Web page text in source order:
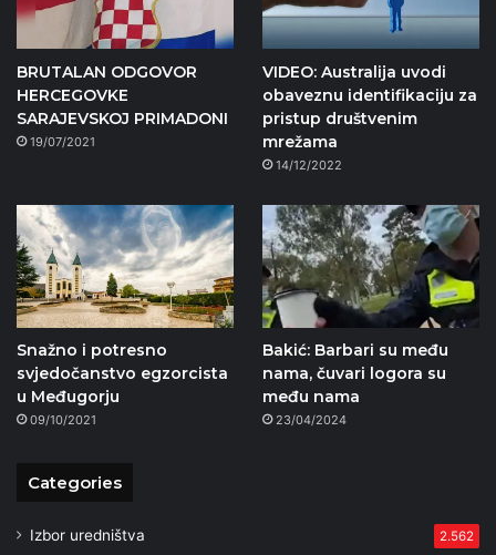
BRUTALAN ODGOVOR
HERCEGOVKE
SARAJEVSKOJ PRIMADONI
19/07/2021
VIDEO: Australija uvodi
obaveznu identifikaciju za
pristup društvenim
mrežama
14/12/2022
Snažno i potresno
svjedočanstvo egzorcista
u Međugorju
09/10/2021
Bakić: Barbari su među
nama, čuvari logora su
među nama
23/04/2024
Categories
Izbor uredništva 2.562